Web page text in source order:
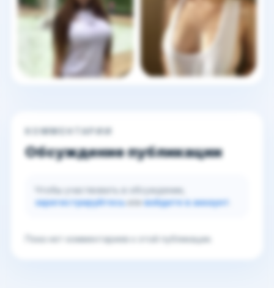
КОММЕНТАРИИ
Обсуждение публикации
Чтобы участвовать в обсуждении,
зарегистрируйтесьиливойдите в аккаунт
Пока нет комментариев к этой публикации.